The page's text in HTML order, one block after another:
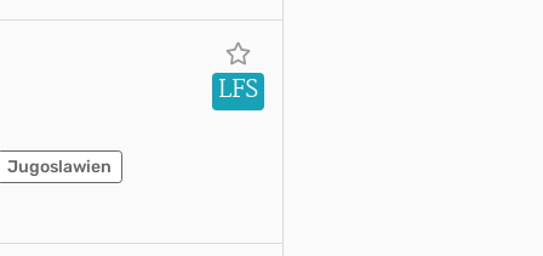
Jugoslawien
LFS